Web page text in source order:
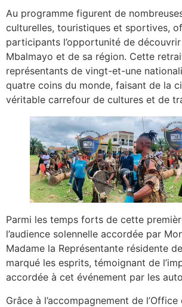
Au programme figurent de
culturelles, touristiques et sportives,
participants l’opportunité de
Mbalmayo et de sa région. Cette
représentants de vingt-et-une
quatre coins du monde, faisant de la
véritable carrefour de cultures et de
Parmi les temps forts de cette
l’audience solennelle accordée par
Madame la Représentante résidente de
marqué les esprits, témoignant de
accordée à cet événement par les
Grâce à l’accompagnement de